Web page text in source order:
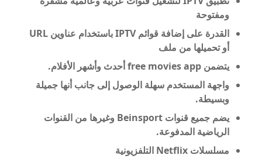
ومفتوحة
القدرة على إضافة قوائم IPTV باستخدام عناوين URL
أو تحميلها من ملف
يتضمن free movies app أحدث وأشهر الأفلام.
واجهة المستخدم سهلة الوصول إلى جانب أنها جميلة
وبسيطة.
يضم جميع قنوات Beinsport وغيرها من القنوات
الرياضية المدفوعة.
مسلسلات Netflix التلفزيونية